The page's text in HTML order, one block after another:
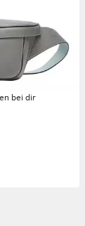
bei dir